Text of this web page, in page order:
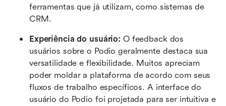
ferramentas que já utilizam, como sistemas de
CRM.
Experiência do usuário: O feedback dos
usuários sobre o Podio geralmente destaca sua
versatilidade e flexibilidade. Muitos apreciam
poder moldar a plataforma de acordo com seus
fluxos de trabalho específicos. A interface do
usuário do Podio foi projetada para ser intuitiva e